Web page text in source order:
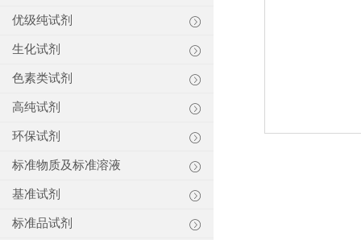
优级纯试剂
生化试剂
色素类试剂
高纯试剂
环保试剂
标准物质及标准溶液
基准试剂
标准品试剂